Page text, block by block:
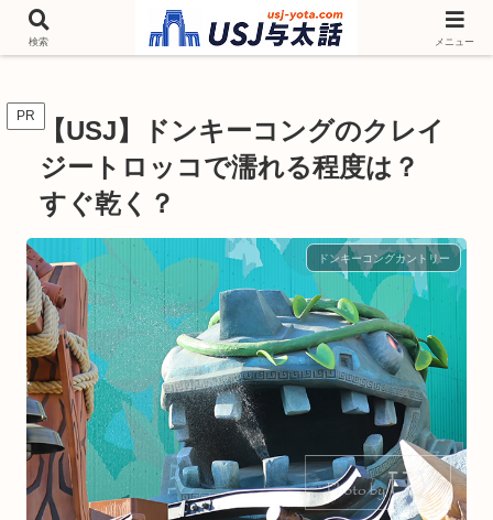
チケットやシーズンイベント ニンテンドーワールド アトラクションなどユニ
バを歩いて情報収集しています
PR 【USJ】ドンキーコングのクレイ
ジートロッコで濡れる程度は？
すぐ乾く？
ドンキーコングカントリー
検索 メニュー